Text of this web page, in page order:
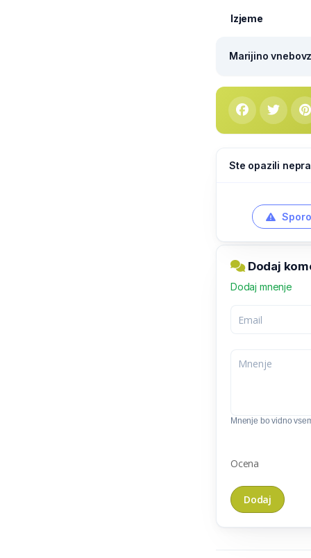
Izjeme
Marijino
Ste opazili
Dodaj
Dodaj mnenje
Mnenje bo vidno
Ocena